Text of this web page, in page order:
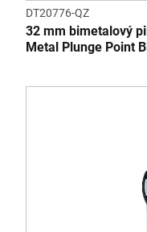
DT20776-QZ
32 mm bimetalový
Metal Plunge Point